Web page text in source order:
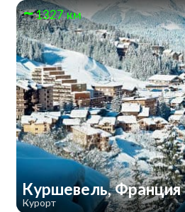
1327 км
Куршевель, Франция
Курорт